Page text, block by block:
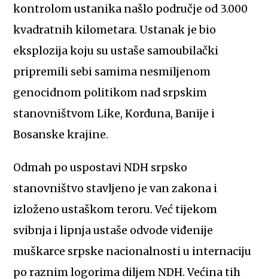
kontrolom ustanika našlo područje od 3.000
kvadratnih kilometara. Ustanak je bio
eksplozija koju su ustaše samoubilački
pripremili sebi samima nesmiljenom
genocidnom politikom nad srpskim
stanovništvom Like, Korduna, Banije i
Bosanske krajine.
Odmah po uspostavi NDH srpsko
stanovništvo stavljeno je van zakona i
izloženo ustaškom teroru. Već tijekom
svibnja i lipnja ustaše odvode viđenije
muškarce srpske nacionalnosti u internaciju
po raznim logorima diljem NDH. Većina tih